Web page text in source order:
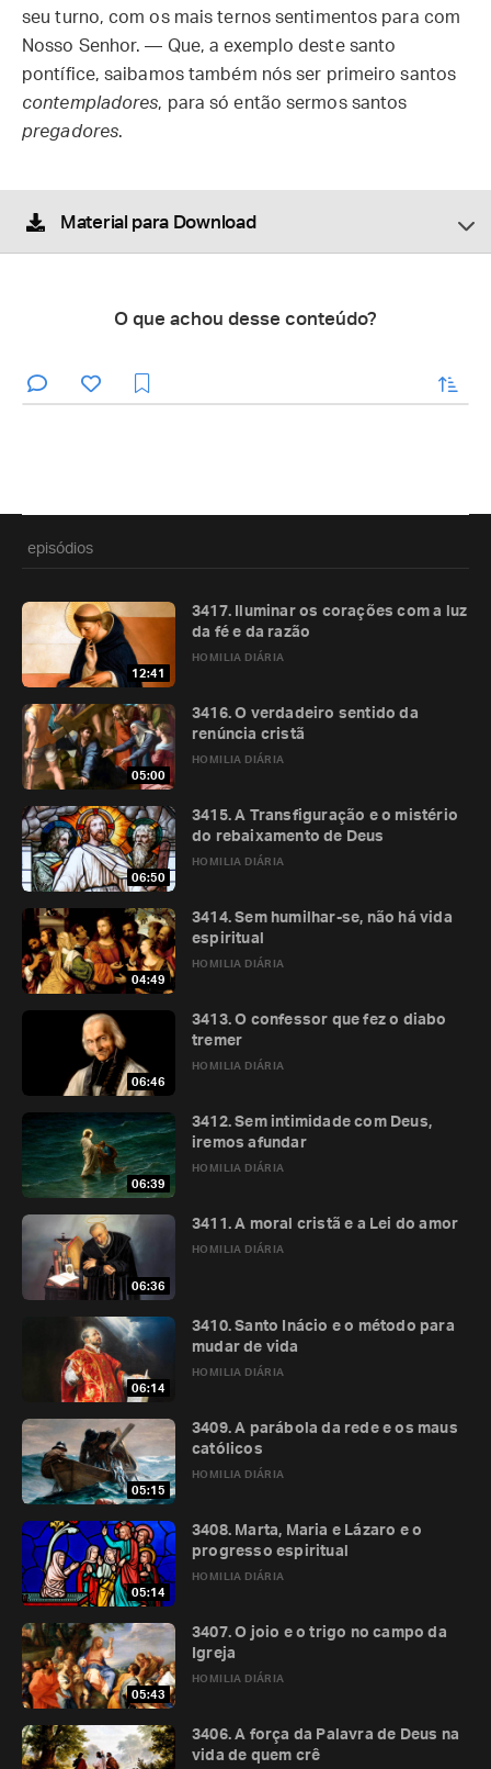
seu turno, com os mais ternos sentimentos para com
Nosso Senhor. — Que, a exemplo deste santo
pontífice, saibamos também nós ser primeiro santos
contempladores, para só então sermos santos
pregadores.
Material para Download
O que achou desse conteúdo?
enviar
episódios
12:41
HOMILIA DIÁRIA
3417. Iluminar os corações com a luz
da fé e da razão
05:00
HOMILIA DIÁRIA
3416. O verdadeiro sentido da
renúncia cristã
06:50
HOMILIA DIÁRIA
3415. A Transfiguração e o mistério
do rebaixamento de Deus
04:49
HOMILIA DIÁRIA
3414. Sem humilhar-se, não há vida
espiritual
06:46
HOMILIA DIÁRIA
3413. O confessor que fez o diabo
tremer
06:39
HOMILIA DIÁRIA
3412. Sem intimidade com Deus,
iremos afundar
06:36
HOMILIA DIÁRIA
3411. A moral cristã e a Lei do amor
06:14
HOMILIA DIÁRIA
3410. Santo Inácio e o método para
mudar de vida
05:15
HOMILIA DIÁRIA
3409. A parábola da rede e os maus
católicos
05:14
HOMILIA DIÁRIA
3408. Marta, Maria e Lázaro e o
progresso espiritual
05:43
HOMILIA DIÁRIA
3407. O joio e o trigo no campo da
Igreja
3406. A força da Palavra de Deus na
vida de quem crê